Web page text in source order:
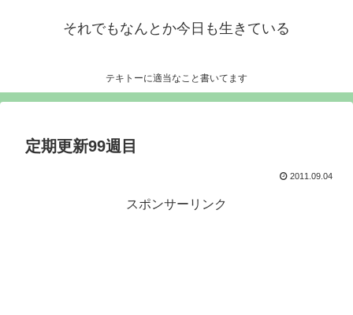
それでもなんとか今日も生きている
テキトーに適当なこと書いてます
定期更新99週目
2011.09.04
スポンサーリンク